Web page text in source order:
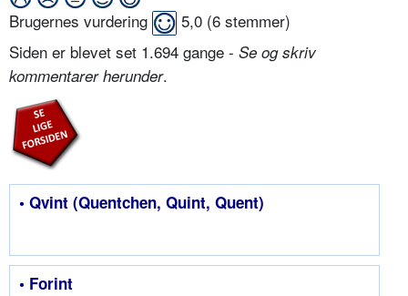
Brugernes vurdering 5,0 (6 stemmer)
Siden er blevet set 1.694 gange - Se og skriv
kommentarer herunder.
• Qvint (Quentchen, Quint, Quent)
• Forint